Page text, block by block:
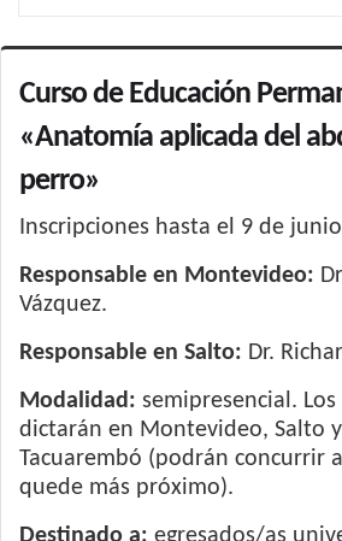
Curso de Educación
«Anatomía aplicada del
perro»
Inscripciones hasta el 9 de
Responsable en Montevideo:
Vázquez.
Responsable en Salto: Dr.
Modalidad: semipresencial.
dictarán en Montevideo, Salto y
Tacuarembó (podrán concurrir
quede más próximo).
Destinado a: egresados/as